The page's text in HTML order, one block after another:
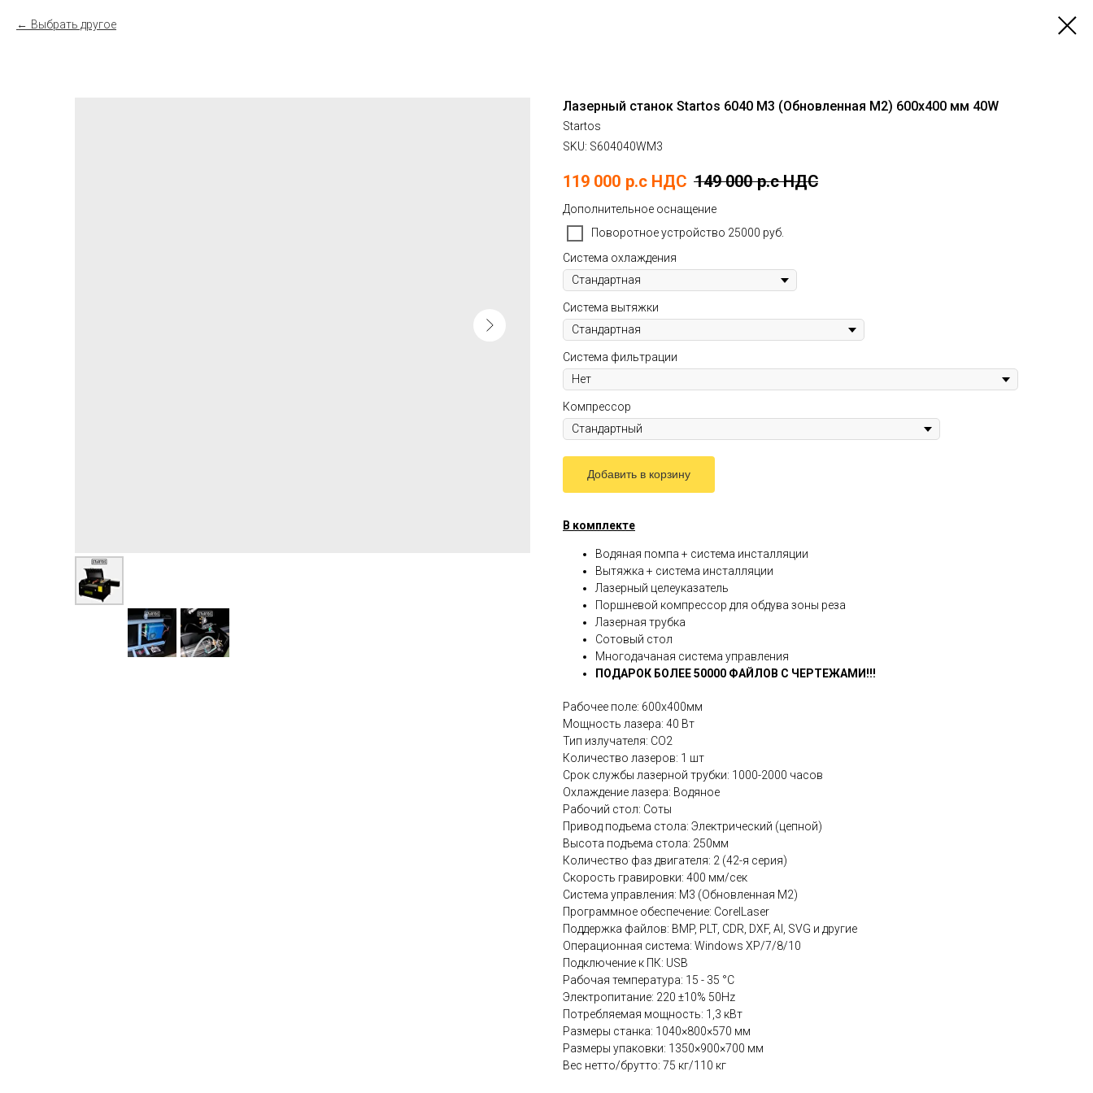
Выбрать другое
Лазерный станок Startos 6040 M3 (Обновленная M2) 600х400 мм 40W
Startos
SKU: S604040WM3
119 000 р.c НДС 149 000 р.c НДС
Дополнительное оснащение
Поворотное устройство 25000 руб.
Система охлаждения
Система вытяжки
Система фильтрации
Компрессор
Добавить в корзину
В комплекте
Водяная помпа + система инсталляции
Вытяжка + система инсталляции
Лазерный целеуказатель
Поршневой компрессор для обдува зоны реза
Лазерная трубка
Сотовый стол
Многодачаная система управления
ПОДАРОК БОЛЕЕ 50000 ФАЙЛОВ С ЧЕРТЕЖАМИ!!!
Рабочее поле: 600х400мм
Мощность лазера: 40 Вт
Тип излучателя: СО2
Количество лазеров: 1 шт
Срок службы лазерной трубки: 1000-2000 часов
Охлаждение лазера: Водяное
Рабочий стол: Соты
Привод подъема стола: Электрический (цепной)
Высота подъема стола: 250мм
Количество фаз двигателя: 2 (42-я серия)
Скорость гравировки: 400 мм/сек
Система управления: M3 (Обновленная М2)
Программное обеспечение: CorelLaser
Поддержка файлов: BMP, PLT, CDR, DXF, AI, SVG и другие
Операционная система: Windows XP/7/8/10
Подключение к ПК: USB
Рабочая температура: 15 - 35 °C
Электропитание: 220 ±10% 50Hz
Потребляемая мощность: 1,3 кВт
Размеры станка: 1040×800×570 мм
Размеры упаковки: 1350×900×700 мм
Вес нетто/брутто: 75 кг/110 кг